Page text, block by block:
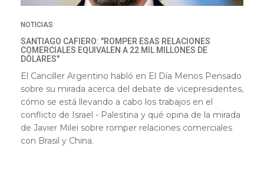
NOTICIAS
SANTIAGO CAFIERO: "ROMPER ESAS RELACIONES
COMERCIALES EQUIVALEN A 22 MIL MILLONES DE
DÓLARES"
El Canciller Argentino habló en El Día Menos Pensado
sobre su mirada acerca del debate de vicepresidentes,
cómo se está llevando a cabo los trabajos en el
conflicto de Israel - Palestina y qué opina de la mirada
de Javier Milei sobre romper relaciones comerciales
con Brasil y China.